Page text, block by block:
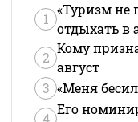
1
«Туризм не
отдыхать в
2
Кому
август
3 «Меня
4
Его